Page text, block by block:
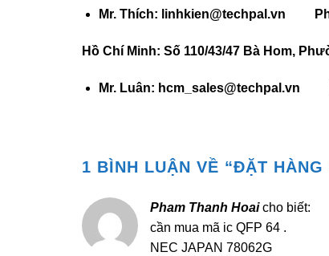
Mr. Thích: linhkien@techpal.vn
Hồ Chí Minh: Số 110/43/47 Bà Hom,
Mr. Luân: hcm_sales@techpal.vn
1 BÌNH LUẬN VỀ “ĐẶT HÀNG
Pham Thanh Hoai cho biết:
cần mua mã ic QFP 64 .
NEC JAPAN 78062G